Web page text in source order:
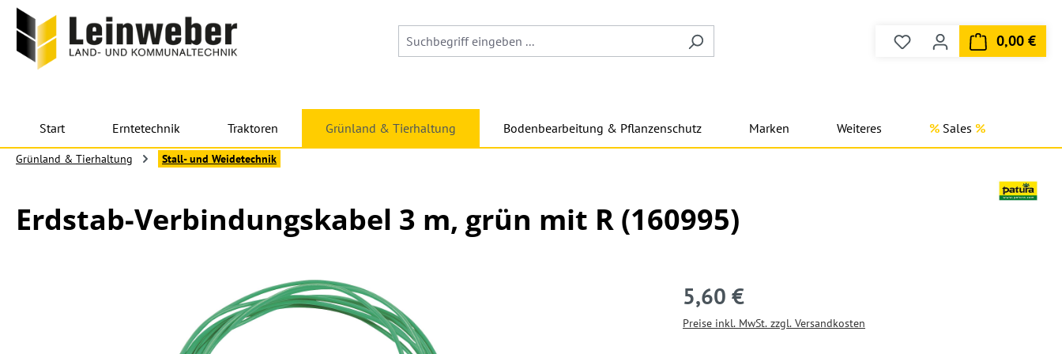
Hauptinhalt springen
Zur Suche springen
Zur Hauptnavigation springen
Du hast 0 Produkte auf
0,00 €
Start Erntetechnik Traktoren Grünland & Tierhaltung Bodenbearbeitung & Pflanzenschutz Marken Weiteres Sales
Grünland & Tierhaltung Stall- und Weidetechnik
Erdstab-Verbindungskabel 3 m, grün mit R (160995)
5,60 €
Preise inkl. MwSt. zzgl. Versandkosten